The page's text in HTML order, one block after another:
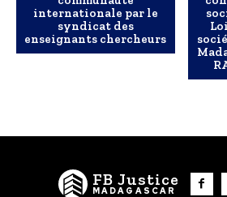
internationale par le
syndicat des
enseignants chercheurs
FB Justice
MADAGASCAR